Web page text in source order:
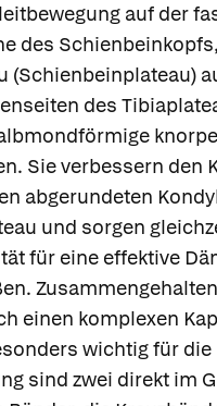
auf der
des
(Schienbeinplateau)
des
Sie verbessern den
abgerundeten
und sorgen
für eine effektive
einen komplexen
wichtig für die
sind zwei direkt im